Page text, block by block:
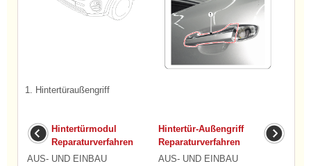
1. Hintertüraußengriff
Hintertürmodul
Reparaturverfahren
AUS- UND EINBAU
Hintertür-Außengriff
Reparaturverfahren
AUS- UND EINBAU